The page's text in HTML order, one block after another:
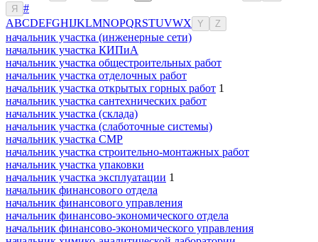
Я
#
ABCDEFGHIJKLMNOPQRSTUVWX Y Z
начальник участка (инженерные сети)
начальник участка КИПиА
начальник участка общестроительных работ
начальник участка отделочных работ
начальник участка открытых горных работ 1
начальник участка сантехнических работ
начальник участка (склада)
начальник участка (слаботочные системы)
начальник участка СМР
начальник участка строительно-монтажных работ
начальник участка упаковки
начальник участка эксплуатации 1
начальник финансового отдела
начальник финансового управления
начальник финансово-экономического отдела
начальник финансово-экономического управления